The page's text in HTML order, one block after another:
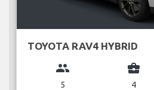
TOYOTA RAV4 HYBRID
group
5
business_center
4